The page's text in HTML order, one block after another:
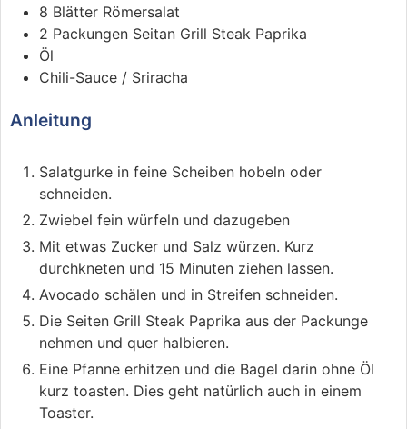
8 Blätter Römersalat
2 Packungen Seitan Grill Steak Paprika
Öl
Chili-Sauce / Sriracha
Anleitung
Salatgurke in feine Scheiben hobeln oder
schneiden.
Zwiebel fein würfeln und dazugeben
Mit etwas Zucker und Salz würzen. Kurz
durchkneten und 15 Minuten ziehen lassen.
Avocado schälen und in Streifen schneiden.
Die Seiten Grill Steak Paprika aus der Packunge
nehmen und quer halbieren.
Eine Pfanne erhitzen und die Bagel darin ohne Öl
kurz toasten. Dies geht natürlich auch in einem
Toaster.